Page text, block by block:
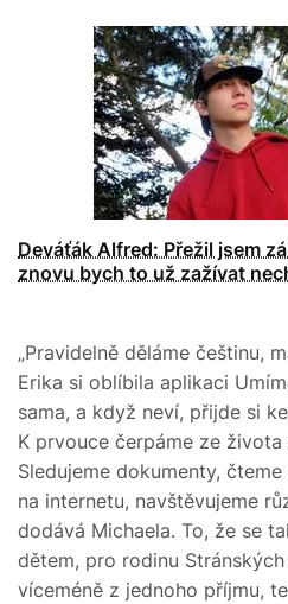
Deváťák Alfred: Přežil jsem
znovu bych to už zažívat
„Pravidelně děláme češtinu,
Erika si oblíbila aplikaci
sama, a když neví, přijde si
K prvouce čerpáme ze
Sledujeme dokumenty,
na internetu, navštěvujeme
dodává Michaela. To, že se
dětem, pro rodinu
víceméně z jednoho příjmu,